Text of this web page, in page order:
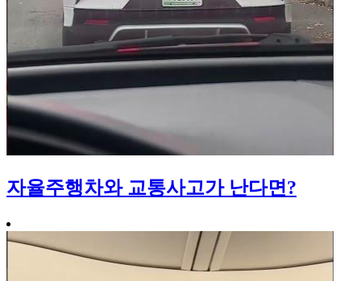
자율주행차와 교통사고가 난다면?